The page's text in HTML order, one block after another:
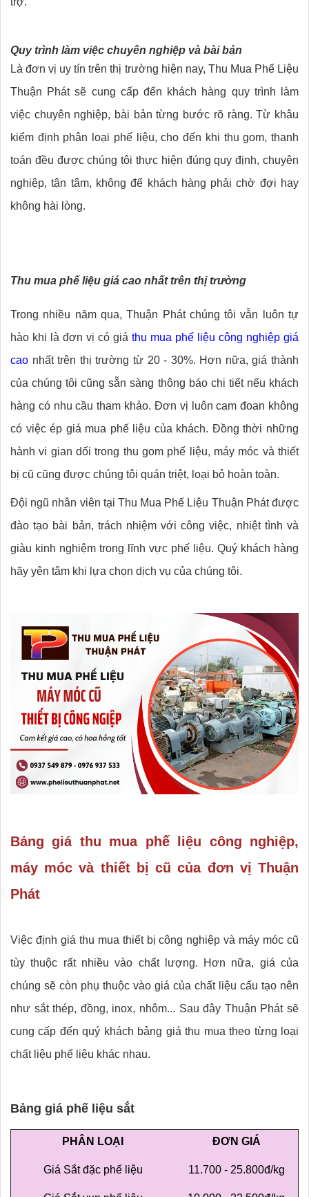
Quy trình làm việc chuyên nghiệp và bài bản
Là đơn vị uy tín trên thị trường hiện nay, Thu Mua Phế Liệu
Thuận Phát sẽ cung cấp đến khách hàng quy trình làm
việc chuyên nghiệp, bài bản từng bước rõ ràng. Từ khâu
kiểm định phân loại phế liệu, cho đến khi thu gom, thanh
toán đều được chúng tôi thực hiện đúng quy định, chuyên
nghiệp, tận tâm, không để khách hàng phải chờ đợi hay
không hài lòng.
Thu mua phế liệu giá cao nhất trên thị trường
Trong nhiều năm qua, Thuận Phát chúng tôi vẫn luôn tự
hào khi là đơn vị có giá thu mua phế liệu công nghiệp giá
cao nhất trên thị trường từ 20 - 30%. Hơn nữa, giá thành
của chúng tôi cũng sẵn sàng thông báo chi tiết nếu khách
hàng có nhu cầu tham khảo. Đơn vị luôn cam đoan không
có việc ép giá mua phế liệu của khách. Đồng thời những
hành vi gian dối trong thu gom phế liệu, máy móc và thiết
bị cũ cũng được chúng tôi quán triệt, loại bỏ hoàn toàn.
Đội ngũ nhân viên tại Thu Mua Phế Liệu Thuận Phát được
đào tạo bài bản, trách nhiệm với công việc, nhiệt tình và
giàu kinh nghiệm trong lĩnh vực phế liệu. Quý khách hàng
hãy yên tâm khi lựa chọn dịch vụ của chúng tôi.
Bảng giá thu mua phế liệu công nghiệp,
máy móc và thiết bị cũ của đơn vị Thuận
Phát
Việc định giá thu mua thiết bị công nghiệp và máy móc cũ
tùy thuộc rất nhiều vào chất lượng. Hơn nữa, giá của
chúng sẽ còn phụ thuộc vào giá của chất liệu cấu tạo nên
như sắt thép, đồng, inox, nhôm... Sau đây Thuận Phát sẽ
cung cấp đến quý khách bảng giá thu mua theo từng loại
chất liệu phế liệu khác nhau.
Bảng giá phế liệu sắt
PHÂN LOẠI ĐƠN GIÁ
Giá Sắt đặc phế liệu 11.700 - 25.800đ/kg